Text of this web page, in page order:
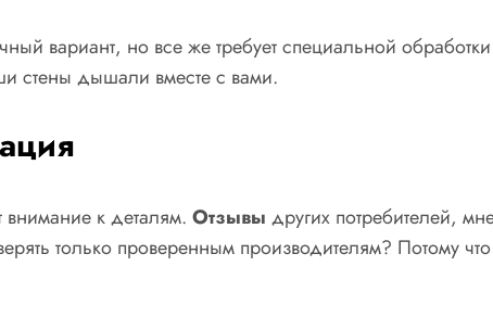
вариант, но все же требует специальной
стены дышали вместе с вами.
к деталям. Отзывы других потребителей,
только проверенным производителям? Потому